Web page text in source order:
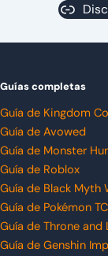
Guías completas
Guía de Kingdom
Guía de Avowed
Guía de Monster
Guía de Roblox
Guía de Black Myth
Guía de Pokémon
Guía de Throne
Guía de Genshin